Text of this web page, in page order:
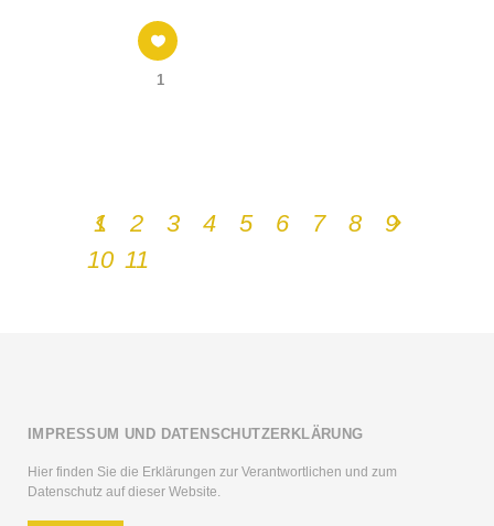
1
1 2 3 4 5 6 7 8
9
10 11
IMPRESSUM UND DATENSCHUTZERKLÄRUNG
Hier finden Sie die Erklärungen zur Verantwortlichen und zum
Datenschutz auf dieser Website.